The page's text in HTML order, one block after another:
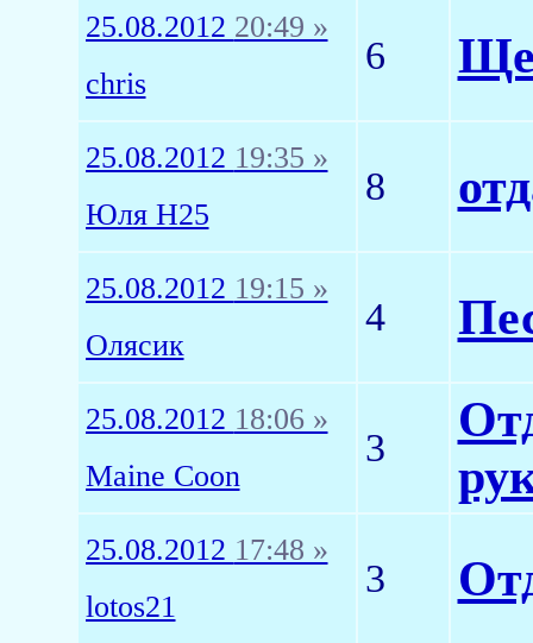
25.08.2012 20:49 »
chris
6
25.08.2012 19:35 »
Юля Н25
8
25.08.2012 19:15 »
Олясик
4
25.08.2012 18:06 »
Maine Coon
3
25.08.2012 17:48 »
lotos21
3